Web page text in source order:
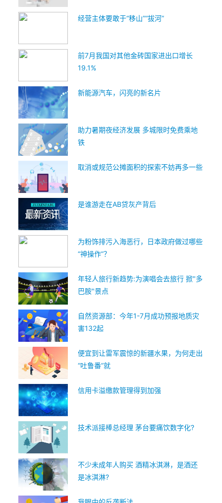
经营主体要敢于“移山”“拔河”
前7月我国对其他金砖国家进出口增长
19.1%
新能源汽车，闪亮的新名片
助力暑期夜经济发展 多城限时免费乘地
铁
取消或规范公摊面积的探索不妨再多一些
是谁游走在AB贷灰产背后
为粉饰排污入海恶行，日本政府做过哪些
“神操作”？
年轻人旅行新趋势:为演唱会去旅行 掀"多
巴胺"景点
自然资源部：今年1-7月成功预报地质灾
害132起
便宜到让雷军震惊的新疆水果，为何走出
“吐鲁番”就
信用卡溢缴款管理得到加强
技术派接棒总经理 茅台要痛饮数字化?
不少未成年人购买 酒精冰淇淋，是酒还
是冰淇淋?